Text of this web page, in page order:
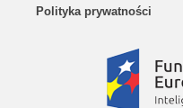
Polityka prywatności